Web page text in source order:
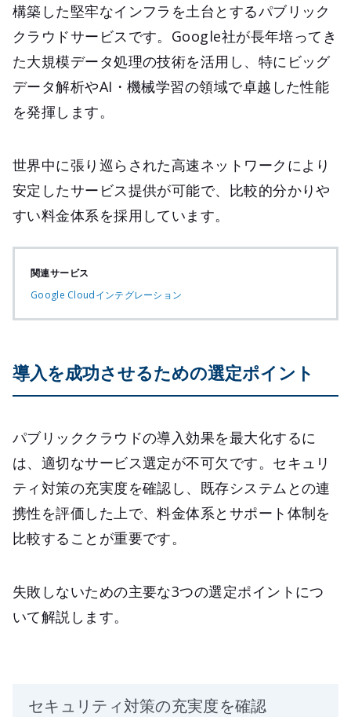
構築した堅牢なインフラを土台とするパブリック
クラウドサービスです。Google社が長年培ってき
た大規模データ処理の技術を活用し、特にビッグ
データ解析やAI・機械学習の領域で卓越した性能
を発揮します。
世界中に張り巡らされた高速ネットワークにより
安定したサービス提供が可能で、比較的分かりや
すい料金体系を採用しています。
関連サービス
Google Cloudインテグレーション
導入を成功させるための選定ポイント
パブリッククラウドの導入効果を最大化するに
は、適切なサービス選定が不可欠です。セキュリ
ティ対策の充実度を確認し、既存システムとの連
携性を評価した上で、料金体系とサポート体制を
比較することが重要です。
失敗しないための主要な3つの選定ポイントにつ
いて解説します。
セキュリティ対策の充実度を確認